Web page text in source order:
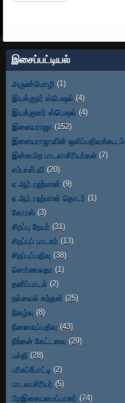
இசைப்பட்டியல்
அருண்மொழி (1)
இயக்குநர் ஸ்பெஷல் (4)
இயக்குனர் ஸ்பெஷல் (4)
இளையராஜா (152)
இளையராஜாவின் ஒலிப்பதிவுக்கூடம்
இன்னபிற பாடலாசிரியர்கள் (7)
எம்.எஸ்.வி (20)
ஏ.ஆர்.ரஹ்மான் (9)
ஏ.ஆர்.ரஹ்மான் தொடர் (1)
கோரஸ் (3)
சிறப்பு நேயர் (31)
சிறப்புப் பாடகர் (13)
சிறப்புப்பதிவு (38)
சொர்ணலதா (1)
தனிப்பாடல் (2)
நல்லைக் கந்தன் (25)
நிகழ்வு (8)
நினைவுப்பதிவு (43)
நீங்கள் கேட்டவை (29)
பக்தி (28)
பரிசுப்போட்டி (2)
பாடலாசிரியர் (5)
பிறஇசையமைப்பாளர் (74)